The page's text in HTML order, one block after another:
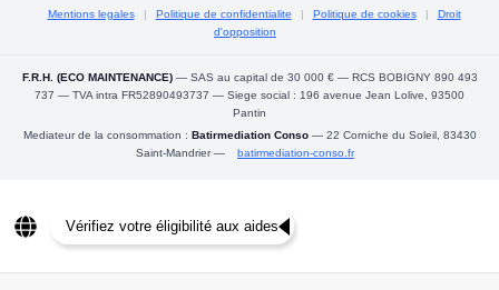
Mentions legales | Politique de confidentialite | Politique de cookies |
Droit
d'opposition
F.R.H. (ECO MAINTENANCE)— SAS au capital de 30 000 € — RCS BOBIGNY 890 493
737 — TVA intra FR52890493737 — Siege social : 196 avenue Jean Lolive, 93500
Pantin
Mediateur de la consommation : Batirmediation Conso— 22 Corniche du Soleil, 83430
Saint-Mandrier —
batirmediation-conso.fr
Vérifiez votre éligibilité aux aides